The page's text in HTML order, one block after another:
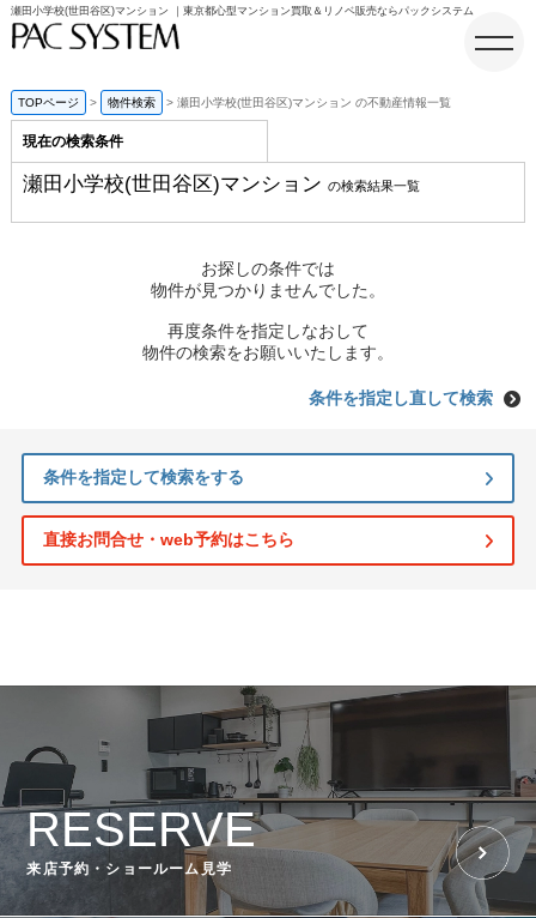
瀬田小学校(世田谷区)マンション ｜東京都心型マンション買取＆リノベ販売ならパックシステム
TOPページ 物件検索 瀬田小学校(世田谷区)マンション の不動産情報一覧
現在の検索条件
瀬田小学校(世田谷区)マンション の検索結果一覧
お探しの条件では
物件が見つかりませんでした。
再度条件を指定しなおして
物件の検索をお願いいたします。
条件を指定し直して検索
条件を指定して検索をする
直接お問合せ・web予約はこちら
RESERVE
来店予約・ショールーム見学